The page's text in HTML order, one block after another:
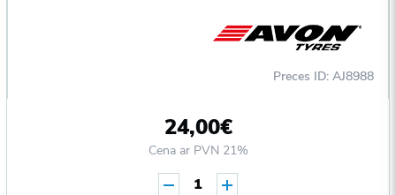
Preces ID: AJ8988
24,00€
Cena ar PVN 21%
1